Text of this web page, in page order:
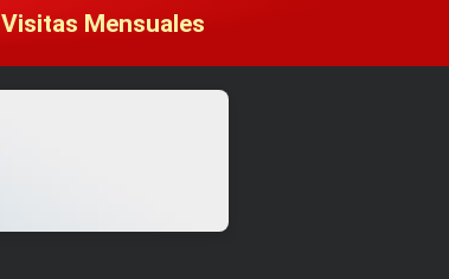
Visitas Mensuales